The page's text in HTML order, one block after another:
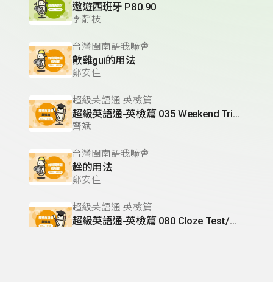
遨遊西班牙 P80.90
李靜枝
台灣閩南語我嘛會
歕雞gui的用法
鄭安住
超級英語通-英檢篇
超級英語通-英檢篇 035 Weekend Trip- 週末旅遊
齊斌
台灣閩南語我嘛會
趖的用法
鄭安住
超級英語通-英檢篇
超級英語通-英檢篇 080 Cloze Test/段落-10